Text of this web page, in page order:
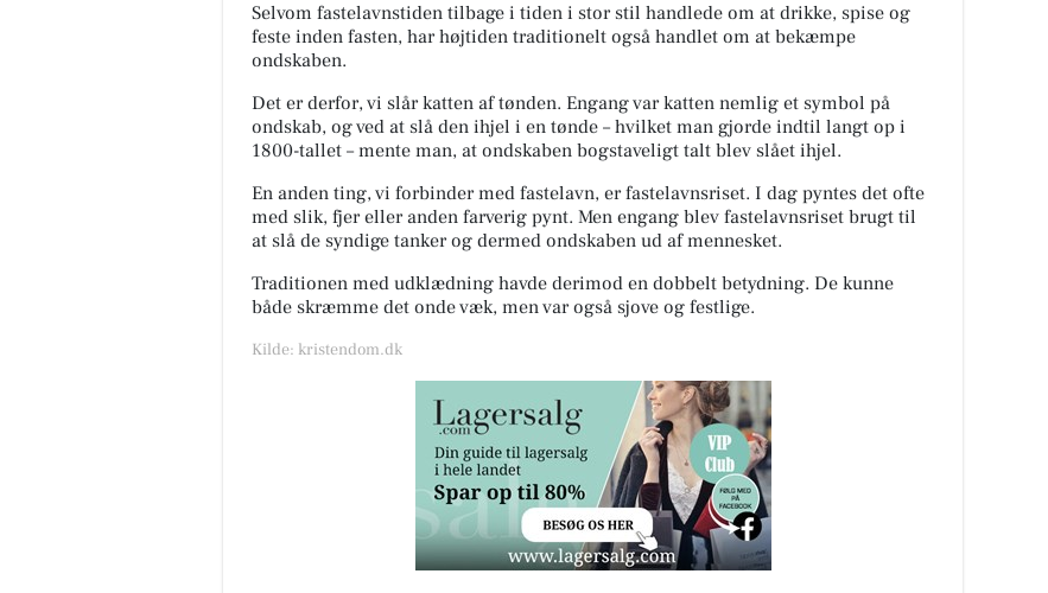
Selvom fastelavnstiden tilbage i tiden i stor stil handlede om at drikke, spise og
feste inden fasten, har højtiden traditionelt også handlet om at bekæmpe
ondskaben.
Det er derfor, vi slår katten af tønden. Engang var katten nemlig et symbol på
ondskab, og ved at slå den ihjel i en tønde – hvilket man gjorde indtil langt op i
1800-tallet – mente man, at ondskaben bogstaveligt talt blev slået ihjel.
En anden ting, vi forbinder med fastelavn, er fastelavnsriset. I dag pyntes det ofte
med slik, fjer eller anden farverig pynt. Men engang blev fastelavnsriset brugt til
at slå de syndige tanker og dermed ondskaben ud af mennesket.
Traditionen med udklædning havde derimod en dobbelt betydning. De kunne
både skræmme det onde væk, men var også sjove og festlige.
Kilde: kristendom.dk